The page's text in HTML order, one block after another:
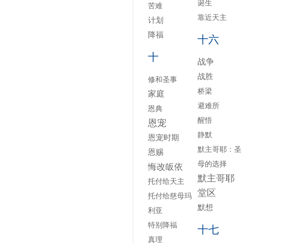
苦难
计划
降福
十
修和圣事
家庭
恩典
恩宠
恩宠时期
恩赐
悔改皈依
托付给天主
托付给慈母玛
利亚
特别降福
真理
诞生
靠近天主
十六
战争
战胜
桥梁
避难所
醒悟
静默
默主哥耶：圣
母的选择
默主哥耶
堂区
默想
十七